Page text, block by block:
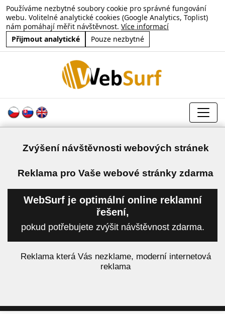
Používáme nezbytné soubory cookie pro správné fungování
webu. Volitelné analytické cookies (Google Analytics, Toplist)
nám pomáhají měřit návštěvnost. Více informací
Přijmout analytické
Pouze nezbytné
Zvýšení návštěvnosti webových stránek
Reklama pro Vaše webové stránky zdarma
WebSurf je optimální online reklamní
řešení,
pokud potřebujete zvýšit návštěvnost zdarma.
Reklama která Vás nezklame, moderní internetová
reklama